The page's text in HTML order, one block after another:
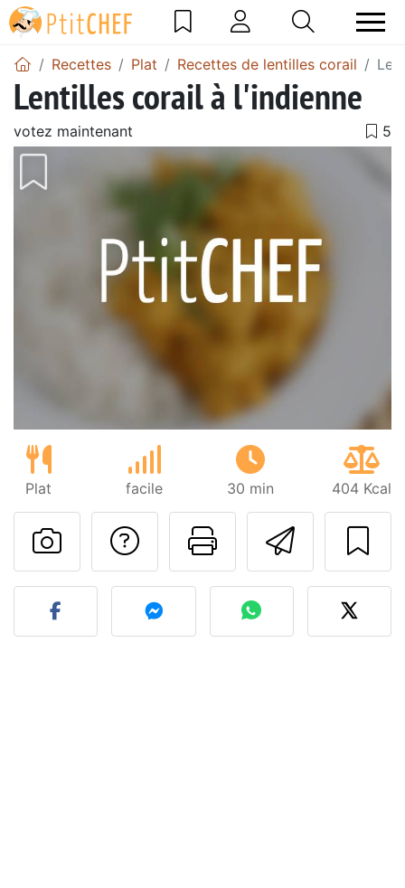
Recettes Plat Recettes de lentilles corail
Lentilles corail à l'indienne
votez maintenant
Plat facile 30 min 404 Kcal
Imprimer
Poser une
Publier votre photo de